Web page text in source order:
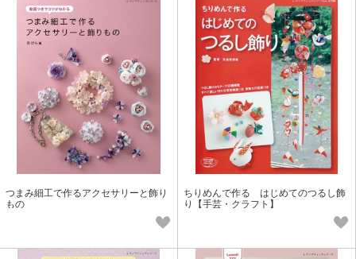
つまみ細工で作るアクセサリーと飾り
もの
ちりめんで作る はじめてのつるし飾
り【手芸・クラフト】